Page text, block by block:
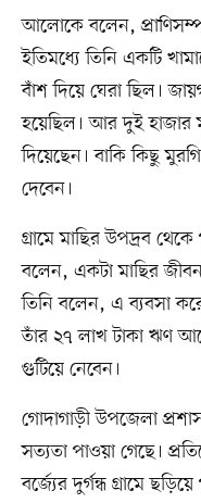
আলোকে বলেন,
ইতিমধ্যে তিনি একটি
বাঁশ দিয়ে ঘেরা ছিল।
হয়েছিল। আর দুই হাজার
দিয়েছেন। বাকি কিছু
দেবেন।
গ্রামে মাছির উপদ্রব
বলেন, একটা মাছির জীবন
তিনি বলেন, এ ব্যবসা করে
তাঁর ২৭ লাখ টাকা ঋণ
গুটিয়ে নেবেন।
গোদাগাড়ী উপজেলা
সত্যতা পাওয়া গেছে।
বর্জ্যের দুর্গন্ধ গ্রামে